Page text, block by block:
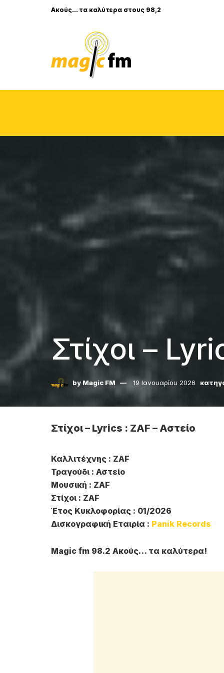
Ακούς... τα καλύτερα στους 98,2
Στίχοι –
by Magic FM 19 Ιανουαρίου 2026
Στίχοι – Lyrics : ZAF – Αστείο
Καλλιτέχνης : ZAF
Τραγούδι : Αστείο
Μουσική : ZAF
Στίχοι : ZAF
Έτος Κυκλοφορίας : 01/2026
Δισκογραφική Εταιρία : Panik Records
Magic fm 98.2 Ακούς… τα καλύτερα!